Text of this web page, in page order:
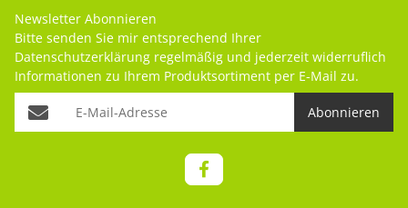
Newsletter Abonnieren
Bitte senden Sie mir entsprechend Ihrer
Datenschutzerklärung regelmäßig und jederzeit widerruflich
Informationen zu Ihrem Produktsortiment per E-Mail zu.
Abonnieren